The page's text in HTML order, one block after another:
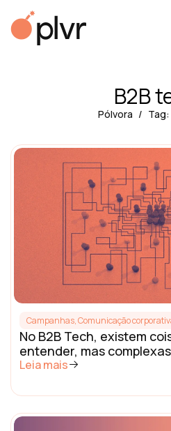
B2B
Pólvora
Campanhas,Comunicação
No B2B Tech, existem
entender, mas
Leia mais